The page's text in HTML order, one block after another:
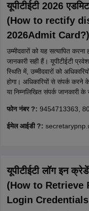
यूपीटीईटी 2026
(How to rectify
2026Admit Card?)
उम्मीदवारों को यह सत्यापित
जानकारी सही हैं। यूपीटीईटी
स्थिति में, उम्मीदवारों को
होगा। अधिकारियों से संपर्क करने के
या निम्नलिखित संपर्क जानकारी
फोन नंबर ?: 9454713363,
ईमेल आईडी ?:
यूपीटीईटी लॉग इन
(How to Retrieve
Login